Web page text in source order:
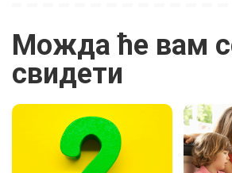
Можда ће вам
свидети